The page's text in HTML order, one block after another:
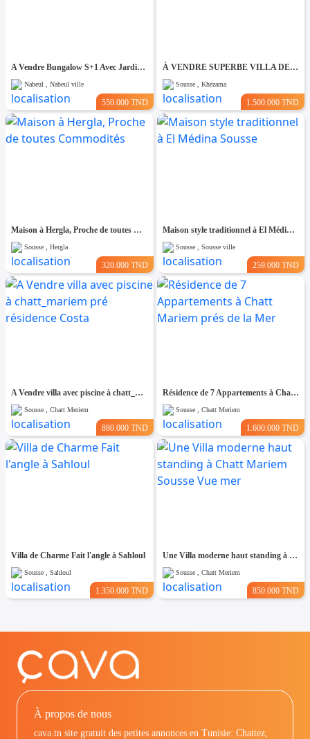
A Vendre Bungalow S+1 Avec Jardin à Club Farah, Nabeul
Nabeul , Nabeul ville
550.000 TND
À VENDRE SUPERBE VILLA DE 760 m² À KHZEMA OUEST
Sousse , Khezama
1.500.000 TND
Maison à Hergla, Proche de toutes Commodités
Sousse , Hergla
320.000 TND
Maison style traditionnel à El Médina Sousse
Sousse , Sousse ville
259.000 TND
A Vendre villa avec piscine à chatt_mariem pré résidence Costa
Sousse , Chatt Meriem
880.000 TND
Résidence de 7 Appartements à Chatt Mariem prés de la Mer
Sousse , Chatt Meriem
1.600.000 TND
Villa de Charme Fait l'angle à Sahloul
Sousse , Sahloul
1.350.000 TND
Une Villa moderne haut standing à Chatt Mariem Sousse Vue mer
Sousse , Chatt Meriem
850.000 TND
À propos de nous
cava.tn site gratuit des petites annonces en Tunisie: Chattez,